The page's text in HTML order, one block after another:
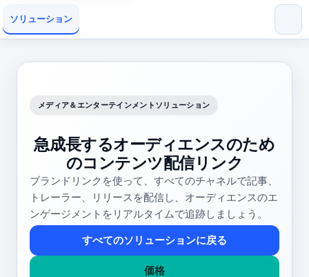
ソリューション
メディア＆エンターテインメントソリューション
急成長するオーディエンスのため
のコンテンツ配信リンク
ブランドリンクを使って、すべてのチャネルで記事、
トレーラー、リリースを配信し、オーディエンスのエ
ンゲージメントをリアルタイムで追跡しましょう。
すべてのソリューションに戻る
価格